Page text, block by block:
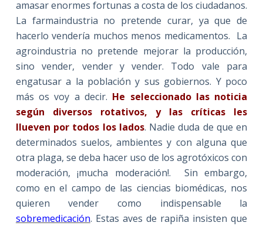
amasar enormes fortunas a costa de los ciudadanos.
La farmaindustria no pretende curar, ya que de
hacerlo vendería muchos menos medicamentos. La
agroindustria no pretende mejorar la producción,
sino vender, vender y vender. Todo vale para
engatusar a la población y sus gobiernos. Y poco
más os voy a decir. He seleccionado las noticia
según diversos rotativos, y las críticas les
llueven por todos los lados. Nadie duda de que en
determinados suelos, ambientes y con alguna que
otra plaga, se deba hacer uso de los agrotóxicos con
moderación, ¡mucha moderación!. Sin embargo,
como en el campo de las ciencias biomédicas, nos
quieren vender como indispensable la
sobremedicación. Estas aves de rapiña insisten que